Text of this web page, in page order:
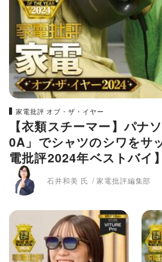
家電批評 オブ・ザ・イヤー
【衣類スチーマー】パナ
0A」でシャツのシワをサ
電批評2024年ベストバイ】
石井和美 氏 家電批評編集部